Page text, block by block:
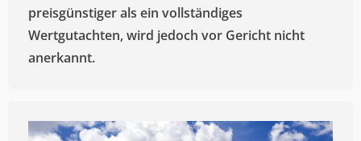
preisgünstiger als ein vollständiges
Wertgutachten, wird jedoch vor Gericht nicht
anerkannt.